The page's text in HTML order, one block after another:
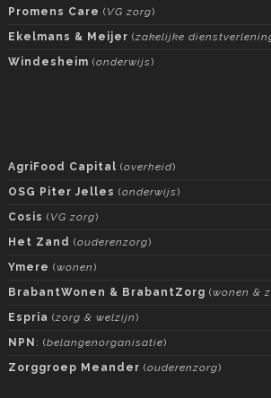
Promens Care ( VG zorg)
Ekelmans & Meijer (zakelijke
Windesheim (onderwijs )
AgriFood Capital (overheid)
OSG Piter Jelles (onderwijs )
Cosis ( VG zorg)
Het Zand (ouderenzorg)
Ymere (wonen )
BrabantWonen & BrabantZorg (wonen &
Espria (zorg & welzijn )
NPN : (belangenorganisatie)
Zorggroep Meander (ouderenzorg)